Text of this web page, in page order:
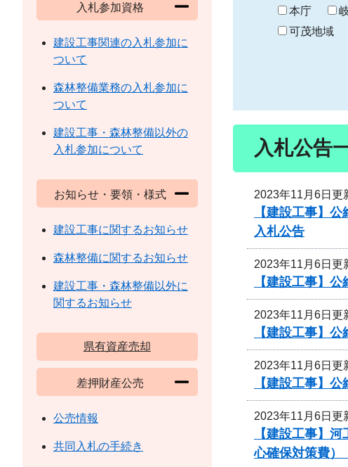
ま
り
本庁
可茂地域
入札公告
2023年11月6日更
【建設工事】
入札公告
2023年11月6日更
【建設工事】
2023年11月6日更
【建設工事】
2023年11月6日更
【建設工事】
2023年11月6日更
【建設工事】
心確保対策費）
入札参加資格
建設工事関連の入札参加に
ついて
森林整備業務の入札参加に
ついて
建設工事・森林整備以外の
入札参加について
お知らせ・要領・様式
建設工事に関するお知らせ
森林整備に関するお知らせ
建設工事・森林整備以外に
関するお知らせ
県有資産売却
差押財産公売
公売情報
共同入札の手続き